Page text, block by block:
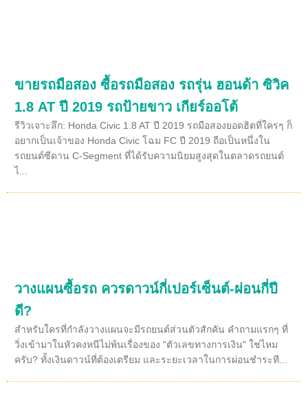
ขายรถมือสอง ซื้อรถมือสอง รถรุ่น ฮอนด้า ซิวิค
1.8 AT ปี 2019 รถป้ายขาว เกียร์ออโต้
รีวิวเจาะลึก: Honda Civic 1.8 AT ปี 2019 รถมือสองยอดฮิตที่ใครๆ ก็
อยากเป็นเจ้าของ Honda Civic โฉม FC ปี 2019 ถือเป็นหนึ่งใน
รถยนต์ซีดาน C-Segment ที่ได้รับความนิยมสูงสุดในตลาดรถยนต์
ไ...
วางแผนซื้อรถ ควรดาวน์กี่เปอร์เซ็นต์-ผ่อนกี่ปี
ดี?
สำหรับใครที่กำลังวางแผนจะมีรถยนต์ส่วนตัวสักคัน คำถามแรกๆ ที่
วิ่งเข้ามาในหัวคงหนีไม่พ้นเรื่องของ "ตัวเลขทางการเงิน" ใช่ไหม
ครับ? ทั้งเงินดาวน์ที่ต้องเตรียม และระยะเวลาในการผ่อนชำระที...